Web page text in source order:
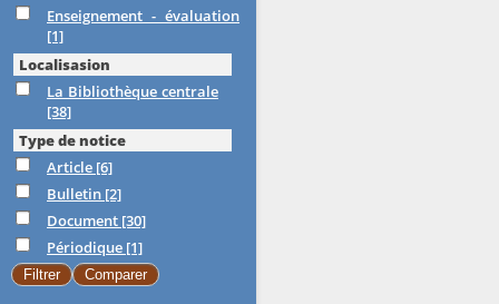
Enseignement - évaluation
[1]
Localisasion
La Bibliothèque centrale
[38]
Type de notice
Article [6]
Bulletin [2]
Document [30]
Périodique [1]